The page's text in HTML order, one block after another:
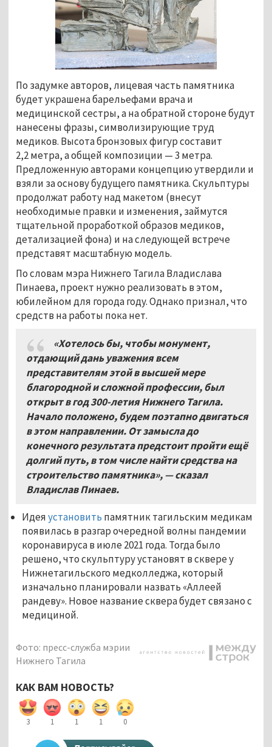
По задумке авторов, лицевая часть памятника
будет украшена барельефами врача и
медицинской сестры, а на обратной стороне будут
нанесены фразы, символизирующие труд
медиков. Высота бронзовых фигур составит
2,2 метра, а общей композиции — 3 метра.
Предложенную авторами концепцию утвердили и
взяли за основу будущего памятника. Скульптуры
продолжат работу над макетом (внесут
необходимые правки и изменения, займутся
тщательной проработкой образов медиков,
детализацией фона) и на следующей встрече
представят масштабную модель.
По словам мэра Нижнего Тагила Владислава
Пинаева, проект нужно реализовать в этом,
юбилейном для города году. Однако признал, что
средств на работы пока нет.
«Хотелось бы, чтобы монумент,
отдающий дань уважения всем
представителям этой в высшей мере
благородной и сложной профессии, был
открыт в год 300-летия Нижнего Тагила.
Начало положено, будем поэтапно двигаться
в этом направлении. От замысла до
конечного результата предстоит пройти ещё
долгий путь, в том числе найти средства на
строительство памятника», — сказал
Владислав Пинаев.
Идеяустановить памятник тагильским медикам
появилась в разгар очередной волны пандемии
коронавируса в июле 2021 года. Тогда было
решено, что скульптуру установят в сквере у
Нижнетагильского медколледжа, который
изначально планировали назвать «Аллеей
рандеву». Новое название сквера будет связано с
медициной.
Фото: пресс-служба мэрии
Нижнего Тагила
КАК ВАМ НОВОСТЬ?
3 1 1 1 0